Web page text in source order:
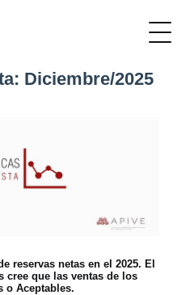
Diciembre/2025
reservas netas en el 2025. El
cree que las ventas de los
o Aceptables.